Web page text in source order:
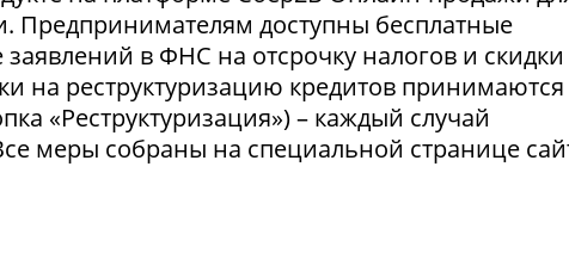
Предпринимателям доступны бесплатные
в ФНС на отсрочку налогов и
на реструктуризацию кредитов принимаются
«Реструктуризация») – каждый случай
меры собраны на специальной странице